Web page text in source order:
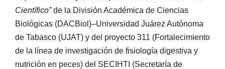
Científico”de la División Académica de Ciencias
Biológicas (DACBiol)–Universidad Juárez Autónoma
de Tabasco (UJAT) y del proyecto 311 (Fortalecimiento
de la línea de investigación de fisiología digestiva y
nutrición en peces) del SECIHTI (Secretaría de